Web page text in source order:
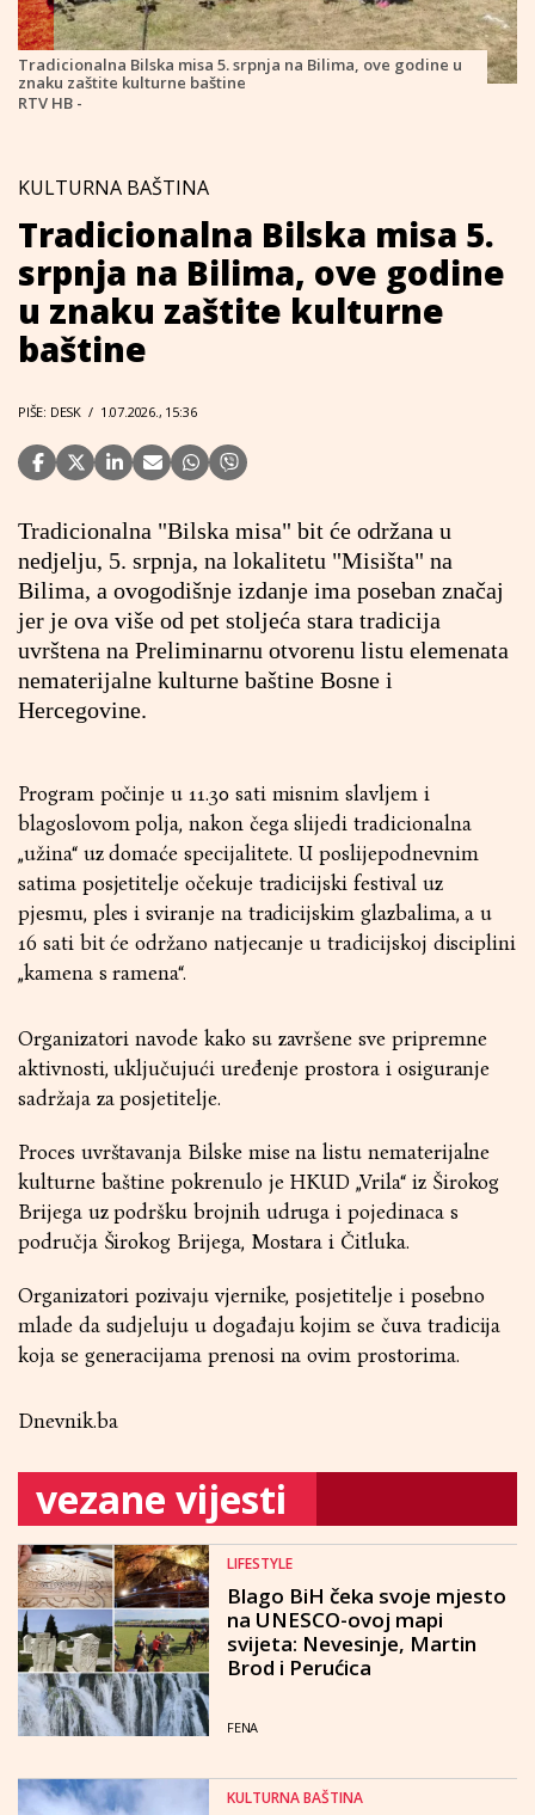
Tradicionalna Bilska misa 5. srpnja na Bilima, ove godine u
znaku zaštite kulturne baštine
RTV HB -
KULTURNA BAŠTINA
Tradicionalna Bilska misa 5.
srpnja na Bilima, ove godine
u znaku zaštite kulturne
baštine
PIŠE: DESK / 1.07.2026., 15:36
Tradicionalna "Bilska misa" bit će održana u
nedjelju, 5. srpnja, na lokalitetu "Misišta" na
Bilima, a ovogodišnje izdanje ima poseban značaj
jer je ova više od pet stoljeća stara tradicija
uvrštena na Preliminarnu otvorenu listu elemenata
nematerijalne kulturne baštine Bosne i
Hercegovine.
Program počinje u 11.30 sati misnim slavljem i
blagoslovom polja, nakon čega slijedi tradicionalna
„užina“ uz domaće specijalitete. U poslijepodnevnim
satima posjetitelje očekuje tradicijski festival uz
pjesmu, ples i sviranje na tradicijskim glazbalima, a u
16 sati bit će održano natjecanje u tradicijskoj disciplini
„kamena s ramena“.
Organizatori navode kako su završene sve pripremne
aktivnosti, uključujući uređenje prostora i osiguranje
sadržaja za posjetitelje.
Proces uvrštavanja Bilske mise na listu nematerijalne
kulturne baštine pokrenulo je HKUD „Vrila“ iz Širokog
Brijega uz podršku brojnih udruga i pojedinaca s
područja Širokog Brijega, Mostara i Čitluka.
Organizatori pozivaju vjernike, posjetitelje i posebno
mlade da sudjeluju u događaju kojim se čuva tradicija
koja se generacijama prenosi na ovim prostorima.
Dnevnik.ba
vezane vijesti
LIFESTYLE
Blago BiH čeka svoje mjesto
na UNESCO-ovoj mapi
svijeta: Nevesinje, Martin
Brod i Perućica
FENA
KULTURNA BAŠTINA